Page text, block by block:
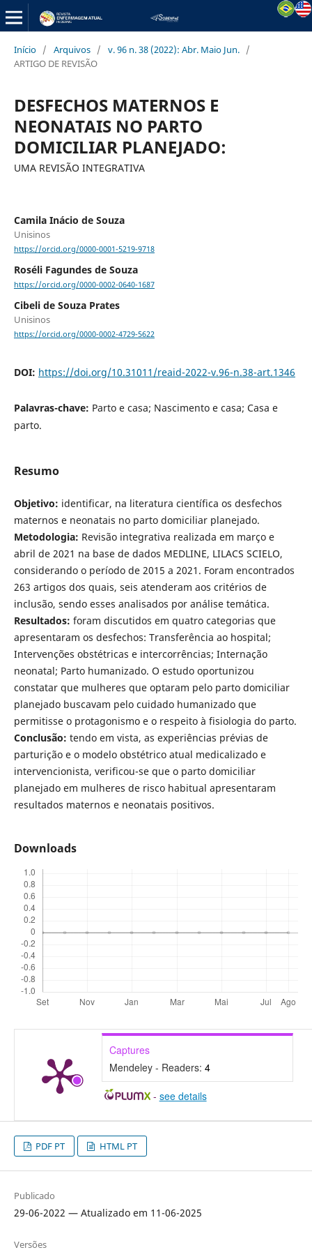
Início / Arquivos / v. 96 n. 38 (2022): Abr. Maio Jun. /
ARTIGO DE REVISÃO
DESFECHOS MATERNOS E
NEONATAIS NO PARTO
DOMICILIAR PLANEJADO:
UMA REVISÃO INTEGRATIVA
Camila Inácio de Souza
Unisinos
https://orcid.org/0000-0001-5219-9718
Roséli Fagundes de Souza
https://orcid.org/0000-0002-0640-1687
Cibeli de Souza Prates
Unisinos
https://orcid.org/0000-0002-4729-5622
DOI: https://doi.org/10.31011/reaid-2022-v.96-n.38-art.1346
Palavras-chave: Parto e casa; Nascimento e casa; Casa e
parto.
Resumo
Objetivo: identificar, na literatura científica os desfechos
maternos e neonatais no parto domiciliar planejado.
Metodologia: Revisão integrativa realizada em março e
abril de 2021 na base de dados MEDLINE, LILACS SCIELO,
considerando o período de 2015 a 2021. Foram encontrados
263 artigos dos quais, seis atenderam aos critérios de
inclusão, sendo esses analisados por análise temática.
Resultados: foram discutidos em quatro categorias que
apresentaram os desfechos: Transferência ao hospital;
Intervenções obstétricas e intercorrências; Internação
neonatal; Parto humanizado. O estudo oportunizou
constatar que mulheres que optaram pelo parto domiciliar
planejado buscavam pelo cuidado humanizado que
permitisse o protagonismo e o respeito à fisiologia do parto.
Conclusão: tendo em vista, as experiências prévias de
parturição e o modelo obstétrico atual medicalizado e
intervencionista, verificou-se que o parto domiciliar
planejado em mulheres de risco habitual apresentaram
resultados maternos e neonatais positivos.
Downloads
Captures
Mendeley - Readers: 4
- see details
PDF PT HTML PT
Publicado
29-06-2022 — Atualizado em 11-06-2025
Versões